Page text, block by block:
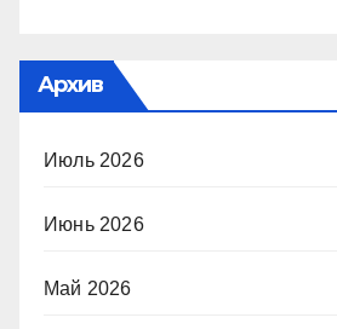
Архив
Июль 2026
Июнь 2026
Май 2026